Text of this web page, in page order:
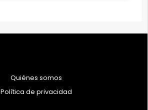
Quiénes somos
Política de privacidad